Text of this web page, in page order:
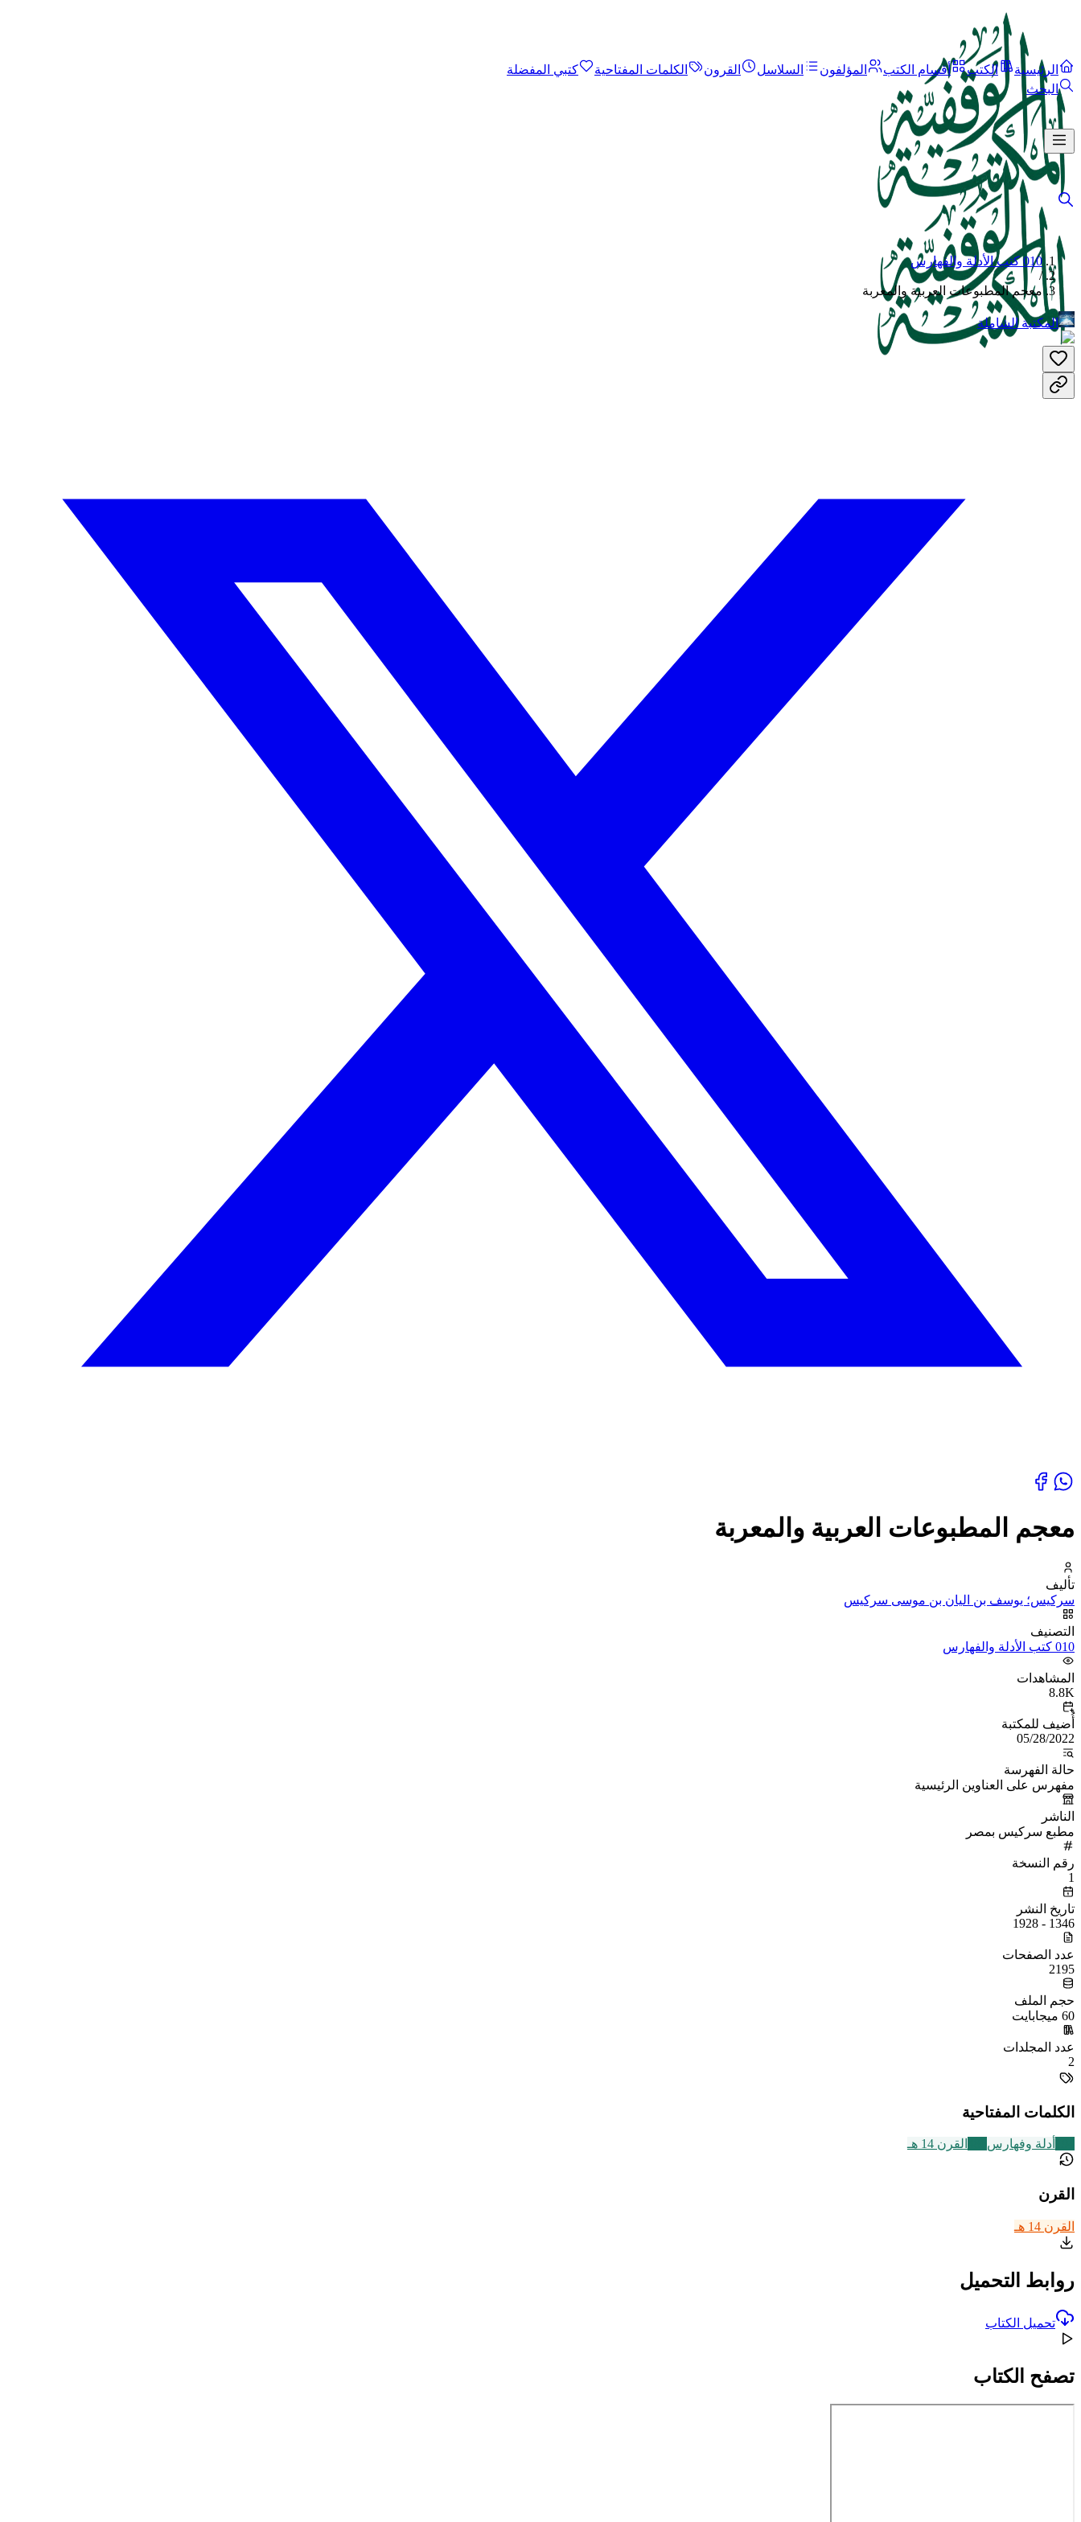
الرئيسية الكتب أقسام الكتب المؤلفون السلاسل القرون الكلمات المفتاحية
كتبي المفضلة
البحث
010 كتب الأدلة والفهارس
/
معجم المطبوعات العربية والمعربة
المكتبة الشاملة
معجم المطبوعات العربية والمعربة
تأليف
سركيس؛ يوسف بن اليان بن موسى سركيس
التصنيف
010 كتب الأدلة والفهارس
المشاهدات
8.8K
أُضيف للمكتبة
05/28/2022
حالة الفهرسة
مفهرس على العناوين الرئيسية
الناشر
مطبع سركيس بمصر
رقم النسخة
1
تاريخ النشر
1346 - 1928
عدد الصفحات
2195
حجم الملف
60 ميجابايت
عدد المجلدات
2
الكلمات المفتاحية
أدلة وفهارس القرن 14 هـ
القرن
القرن 14 هـ
روابط التحميل
تحميل الكتاب
تصفح الكتاب